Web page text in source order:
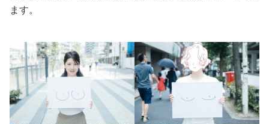
恋愛/結婚/離婚
ワークスタイル
ます。